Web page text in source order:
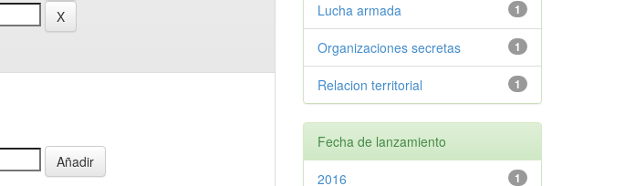
1
Lucha armada
1
Organizaciones secretas
1
Relacion territorial
Fecha de lanzamiento
1
2016